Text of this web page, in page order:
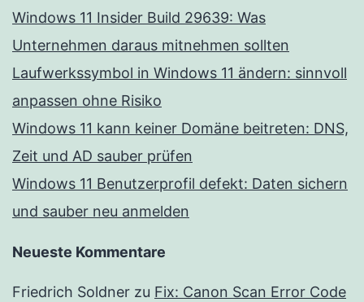
Windows 11 Insider Build 29639: Was
Unternehmen daraus mitnehmen sollten
Laufwerkssymbol in Windows 11 ändern: sinnvoll
anpassen ohne Risiko
Windows 11 kann keiner Domäne beitreten: DNS,
Zeit und AD sauber prüfen
Windows 11 Benutzerprofil defekt: Daten sichern
und sauber neu anmelden
Neueste Kommentare
Friedrich Soldner zu Fix: Canon Scan Error Code